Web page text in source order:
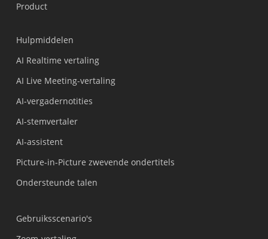
Product
Hulpmiddelen
AI Realtime vertaling
AI Live Meeting-vertaling
AI-vergadernotities
AI-stemvertaler
AI-assistent
Picture-in-Picture zwevende ondertitels
Ondersteunde talen
Gebruiksscenario's